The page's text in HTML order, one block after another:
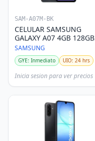
SAM-A07M-BK
CELULAR SAMSUNG
GALAXY A07 4GB 128GB
DS NEGRO
SAMSUNG
GYE: Inmediato UIO: 24 hrs
Inicia sesion para ver precios